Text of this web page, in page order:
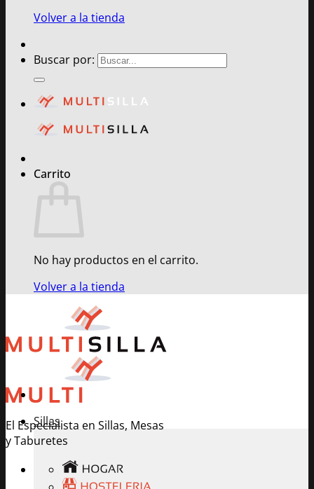
Volver a la tienda
Buscar por:
Carrito
No hay productos en el carrito.
Volver a la tienda
El Especialista en Sillas, Mesas
y Taburetes
Sillas